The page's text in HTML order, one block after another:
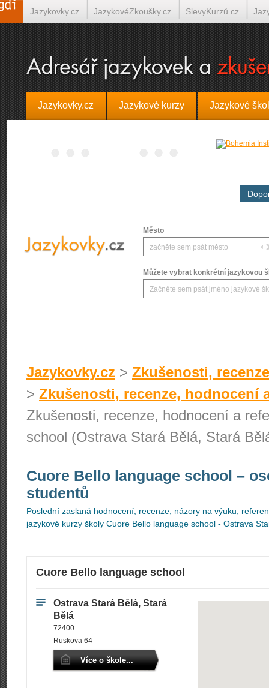
Jazykovky.cz Jazykové kurzy Jazykové
Město
Můžete vybrat konkrétní jazykovou
Jazykovky.cz > Zkušenosti,
> Zkušenosti, recenze, hodnocení
Zkušenosti, recenze, hodnocení a
school (Ostrava Stará Bělá, Stará
Cuore Bello language school –
studentů
Poslední zaslaná hodnocení, recenze, názory na výuku,
jazykové kurzy školy Cuore Bello language school - Ostrava
Cuore Bello language school
Ostrava Stará Bělá, Stará
Bělá
72400
Ruskova 64
Více o škole...
Jazykovky.cz JazykovéZkoušky.cz SlevyKurzů.cz
Španělština on-line Italština on-line Tlumočení-